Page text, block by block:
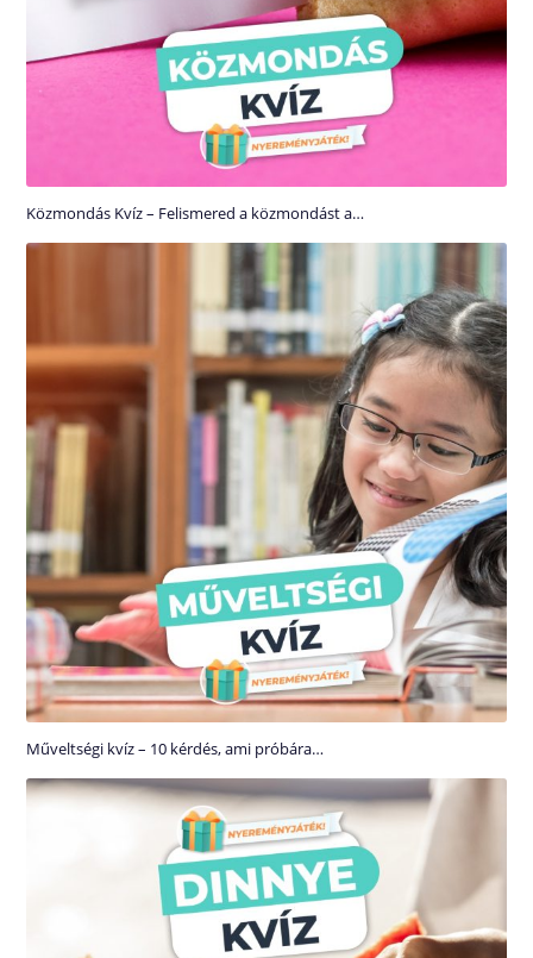
Közmondás Kvíz – Felismered a közmondást a…
Műveltségi kvíz – 10 kérdés, ami próbára…